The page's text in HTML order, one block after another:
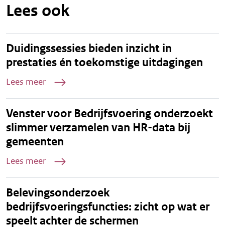
Lees ook
Duidingssessies bieden inzicht in
prestaties én toekomstige uitdagingen
Lees meer
Venster voor Bedrijfsvoering onderzoekt
slimmer verzamelen van HR-data bij
gemeenten
Lees meer
Belevingsonderzoek
bedrijfsvoeringsfuncties: zicht op wat er
speelt achter de schermen